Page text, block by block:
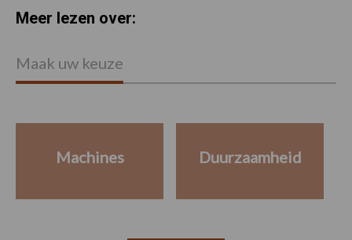
Meer lezen over:
Maak uw keuze
Machines Duurzaamheid